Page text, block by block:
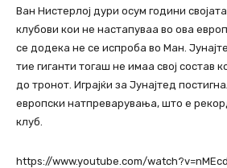
Ван Нистерлој дури осум години
клубови кои не настапуваа во ова
се додека не се испроба во Ман.
тие гиганти тогаш не имаа свој состав
до тронот. Играјќи за Јунајтед
европски натпреварувања, што е
клуб.
https://www.youtube.com/